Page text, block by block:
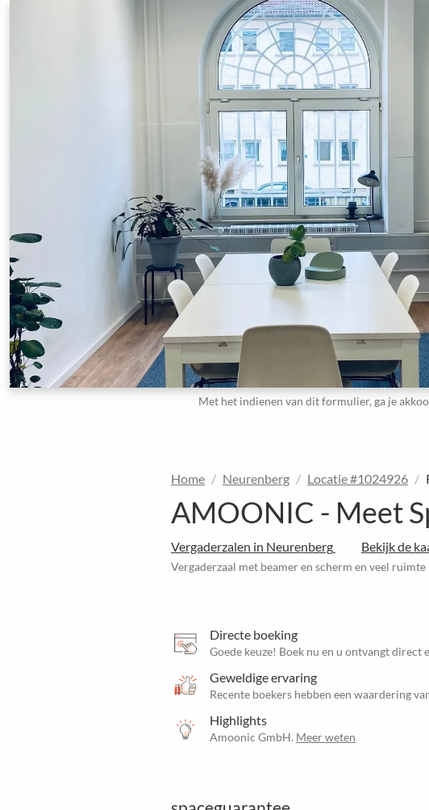
Met het indienen van dit formulier, ga je
Home Neurenberg Locatie #1024926
AMOONIC - Meet
Vergaderzalen in Neurenberg Bekijk de
Vergaderzaal met beamer en scherm en veel ruimte
Directe boeking
Goede keuze! Boek nu en u ontvangt direct
Geweldige ervaring
Recente boekers hebben een waardering
Highlights
Amoonic GmbH. Meer weten